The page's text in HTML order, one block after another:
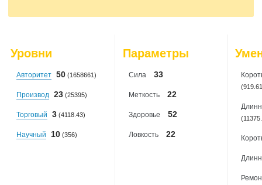
2026-08-06
Уровни
Авторитет 50 (1658661)
Производ 23 (25395)
Торговый 3 (4118.43)
Научный 10 (356)
Параметры
Сила 33
Меткость 22
Здоровье 52
Ловкость 22